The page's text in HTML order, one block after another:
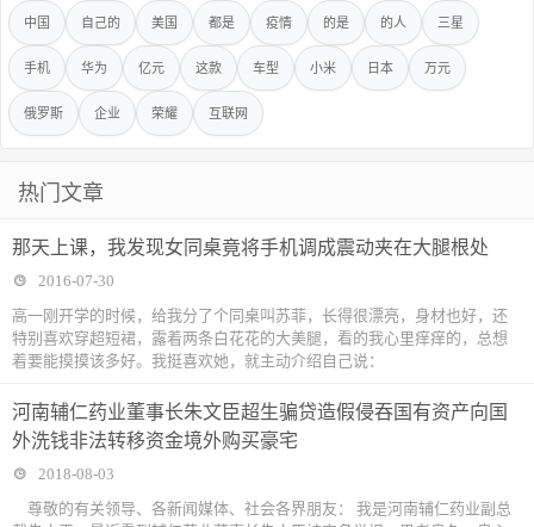
中国 自己的 美国 都是 疫情 的是 的人 三星
手机 华为 亿元 这款 车型 小米 日本 万元
俄罗斯 企业 荣耀 互联网
热门文章
那天上课，我发现女同桌竟将手机调成震动夹在大腿根处
2016-07-30
高一刚开学的时候，给我分了个同桌叫苏菲，长得很漂亮，身材也好，还
特别喜欢穿超短裙，露着两条白花花的大美腿，看的我心里痒痒的，总想
着要能摸摸该多好。我挺喜欢她，就主动介绍自己说：
河南辅仁药业董事长朱文臣超生骗贷造假侵吞国有资产向国
外洗钱非法转移资金境外购买豪宅
2018-08-03
尊敬的有关领导、各新闻媒体、社会各界朋友： 我是河南辅仁药业副总